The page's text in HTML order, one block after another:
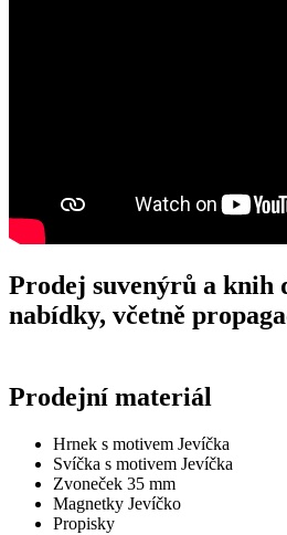
Prodej suvenýrů a knih
nabídky, včetně
Prodejní materiál
Hrnek s motivem Jevíčka
Svíčka s motivem Jevíčka
Zvoneček 35 mm
Magnetky Jevíčko
Propisky